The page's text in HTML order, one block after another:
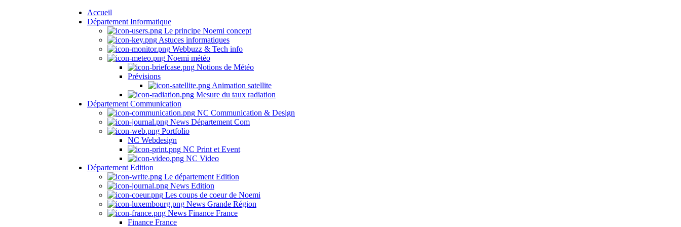
Accueil
Département Informatique
Le principe Noemi concept
Astuces informatiques
Webbuzz & Tech info
Noemi météo
Notions de Météo
Prévisions
Animation satellite
Mesure du taux radiation
Département Communication
NC Communication & Design
News Département Com
Portfolio
NC Webdesign
NC Print et Event
NC Video
Département Edition
Le département Edition
News Edition
Les coups de coeur de Noemi
News Grande Région
News Finance France
Finance France